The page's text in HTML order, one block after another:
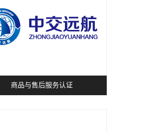
商品与售后服务认证